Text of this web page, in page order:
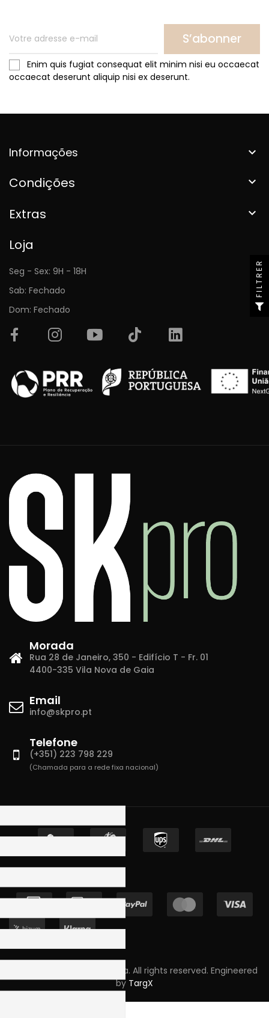
S’abonner
Enim quis fugiat consequat elit minim nisi eu occaecat
occaecat deserunt aliquip nisi ex deserunt.
Informações 
Condições 
Extras 
Loja
Seg - Sex: 9H - 18H
Sab: Fechado
Dom: Fechado
Morada
Rua 28 de Janeiro, 350 - Edifício T - Fr. 01
4400-335 Vila Nova de Gaia
Email
info@skpro.pt
Telefone
(+351) 223 798 229
(Chamada para a rede fixa nacional)
Copyright © 2023 Skpro, Lda. All rights reserved. Engineered
by TargX
FILTRER